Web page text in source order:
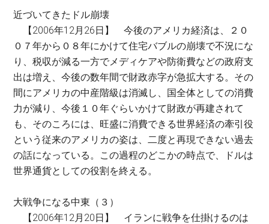
近づいてきたドル崩壊
【2006年12月26日】 今後のアメリカ経済は、２０
０７年から０８年にかけて住宅バブルの崩壊で不況にな
り、税収が減る一方でメディケアや防衛費などの政府支
出は増え、今後の数年間で財政赤字が急拡大する。その
間にアメリカの中産階級は消滅し、国全体としての消費
力が減り、今後１０年ぐらいかけて財政が再建されて
も、そのころには、旺盛に消費できる世界経済の牽引役
という従来のアメリカの姿は、二度と再現できない過去
の話になっている。この過程のどこかの時点で、ドルは
世界通貨としての役割を終える。
大戦争になる中東（３）
【2006年12月20日】 イランに戦争を仕掛けるのは